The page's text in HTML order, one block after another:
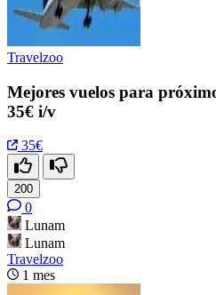
Travelzoo
Mejores vuelos para
35€ i/v
35€
200
0
Lunam
Lunam
Travelzoo
1 mes